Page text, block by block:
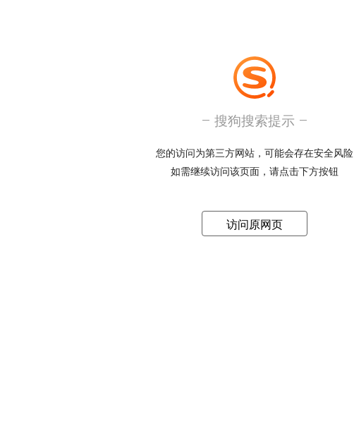
搜狗搜索提示
您的访问为第三方网站，可能会存在安全风险
如需继续访问该页面，请点击下方按钮
访问原网页